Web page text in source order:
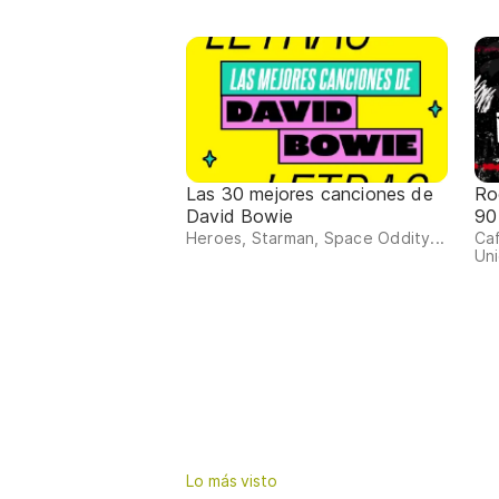
Las 30 mejores canciones de
David Bowie
Heroes, Starman, Space Oddity...
90
Lo más visto